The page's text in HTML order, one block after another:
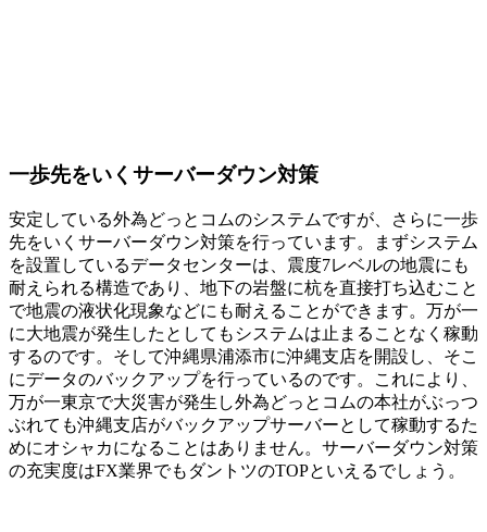
一歩先をいくサーバーダウン対策
安定している外為どっとコムのシステムですが、さらに一歩
先をいくサーバーダウン対策を行っています。まずシステム
を設置しているデータセンターは、震度7レベルの地震にも
耐えられる構造であり、地下の岩盤に杭を直接打ち込むこと
で地震の液状化現象などにも耐えることができます。万が一
に大地震が発生したとしてもシステムは止まることなく稼動
するのです。そして沖縄県浦添市に沖縄支店を開設し、そこ
にデータのバックアップを行っているのです。これにより、
万が一東京で大災害が発生し外為どっとコムの本社がぶっつ
ぶれても沖縄支店がバックアップサーバーとして稼動するた
めにオシャカになることはありません。サーバーダウン対策
の充実度はFX業界でもダントツのTOPといえるでしょう。